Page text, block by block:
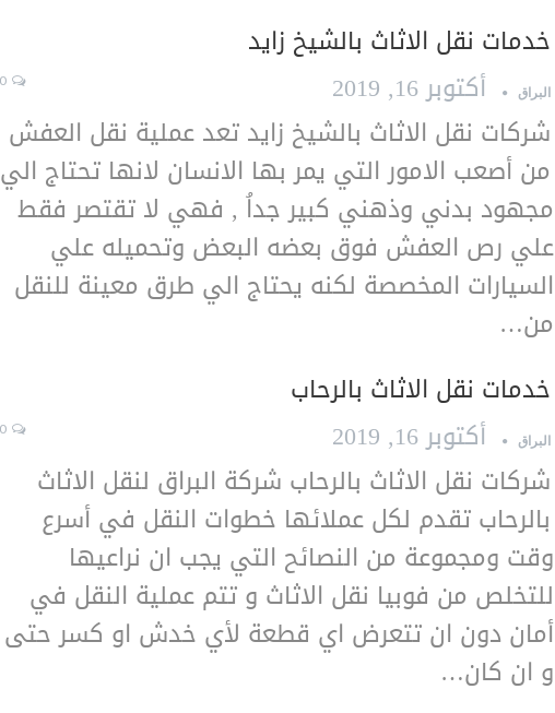
خدمات نقل الاثاث بالشيخ زايد
البراق أكتوبر 16, 2019 0
شركات نقل الاثاث بالشيخ زايد تعد عملية نقل العفش
من أصعب الامور التي يمر بها الانسان لانها تحتاج الي
مجهود بدني وذهني كبير جداُ , فهي لا تقتصر فقط
علي رص العفش فوق بعضه البعض وتحميله علي
السيارات المخصصة لكنه يحتاج الي طرق معينة للنقل
من…
خدمات نقل الاثاث بالرحاب
البراق أكتوبر 16, 2019 0
شركات نقل الاثاث بالرحاب شركة البراق لنقل الاثاث
بالرحاب تقدم لكل عملائها خطوات النقل في أسرع
وقت ومجموعة من النصائح التي يجب ان نراعيها
للتخلص من فوبيا نقل الاثاث و تتم عملية النقل في
أمان دون ان تتعرض اي قطعة لأي خدش او كسر حتى
و ان كان…